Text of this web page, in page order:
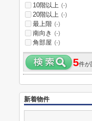
10階以上 (-)
20階以上 (-)
最上階 (-)
南向き (-)
角部屋 (-)
5件が
新着物件